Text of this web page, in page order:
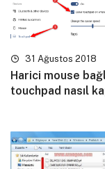
31 Ağustos 2018
Harici mouse
touchpad nasıl